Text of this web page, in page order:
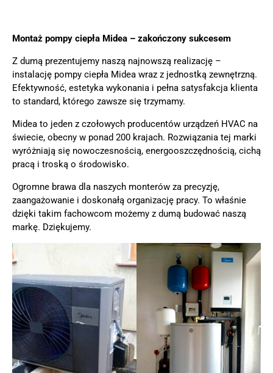
Montaż pompy ciepła Midea – zakończony sukcesem
Z dumą prezentujemy naszą najnowszą realizację –
instalację pompy ciepła Midea wraz z jednostką zewnętrzną.
Efektywność, estetyka wykonania i pełna satysfakcja klienta
to standard, którego zawsze się trzymamy.
Midea to jeden z czołowych producentów urządzeń HVAC na
świecie, obecny w ponad 200 krajach. Rozwiązania tej marki
wyróżniają się nowoczesnością, energooszczędnością, cichą
pracą i troską o środowisko.
Ogromne brawa dla naszych monterów za precyzję,
zaangażowanie i doskonałą organizację pracy. To właśnie
dzięki takim fachowcom możemy z dumą budować naszą
markę. Dziękujemy.